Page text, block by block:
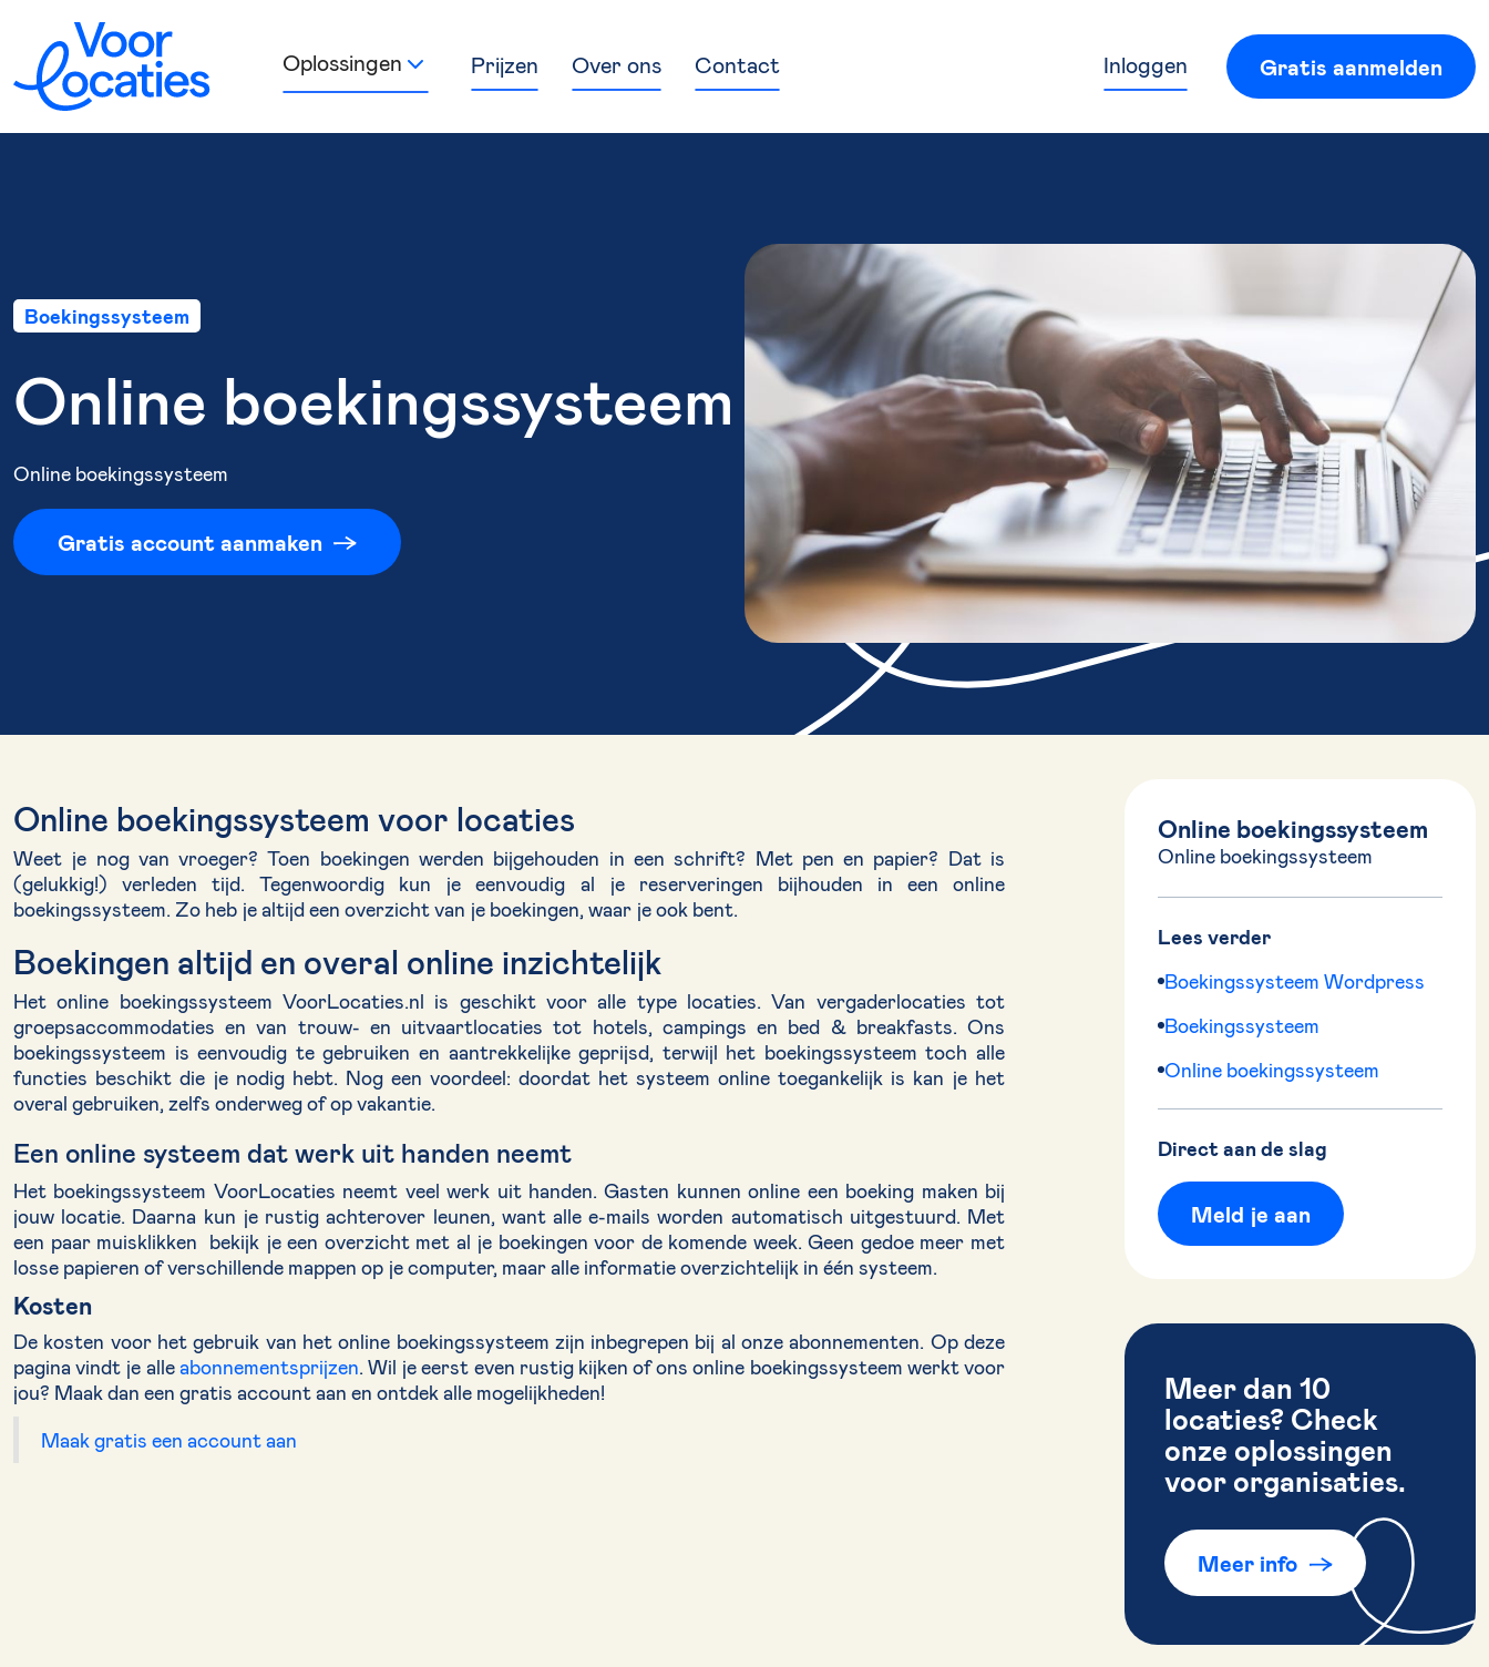
Oplossingen Prijzen Over ons Contact Inloggen Gratis aanmelden
Boekingssysteem
Online boekingssysteem
Online boekingssysteem
Gratis account aanmaken
Online boekingssysteem voor locaties
Weet je nog van vroeger? Toen boekingen werden bijgehouden in een schrift? Met pen en papier? Dat is
(gelukkig!) verleden tijd. Tegenwoordig kun je eenvoudig al je reserveringen bijhouden in een online
boekingssysteem. Zo heb je altijd een overzicht van je boekingen, waar je ook bent.
Boekingen altijd en overal online inzichtelijk
Het online boekingssysteem VoorLocaties.nl is geschikt voor alle type locaties. Van vergaderlocaties tot
groepsaccommodaties en van trouw- en uitvaartlocaties tot hotels, campings en bed & breakfasts. Ons
boekingssysteem is eenvoudig te gebruiken en aantrekkelijke geprijsd, terwijl het boekingssysteem toch alle
functies beschikt die je nodig hebt. Nog een voordeel: doordat het systeem online toegankelijk is kan je het
overal gebruiken, zelfs onderweg of op vakantie.
Een online systeem dat werk uit handen neemt
Het boekingssysteem VoorLocaties neemt veel werk uit handen. Gasten kunnen online een boeking maken bij
jouw locatie. Daarna kun je rustig achterover leunen, want alle e-mails worden automatisch uitgestuurd. Met
een paar muisklikken bekijk je een overzicht met al je boekingen voor de komende week. Geen gedoe meer met
losse papieren of verschillende mappen op je computer, maar alle informatie overzichtelijk in één systeem.
Kosten
De kosten voor het gebruik van het online boekingssysteem zijn inbegrepen bij al onze abonnementen. Op deze
pagina vindt je alleabonnementsprijzen. Wil je eerst even rustig kijken of ons online boekingssysteem werkt voor
jou? Maak dan een gratis account aan en ontdek alle mogelijkheden!
Maak gratis een account aan
Online boekingssysteem
Online boekingssysteem
Lees verder
Boekingssysteem Wordpress
Boekingssysteem
Online boekingssysteem
Direct aan de slag
Meld je aan
Meer dan 10
locaties? Check
onze oplossingen
voor organisaties.
Meer info